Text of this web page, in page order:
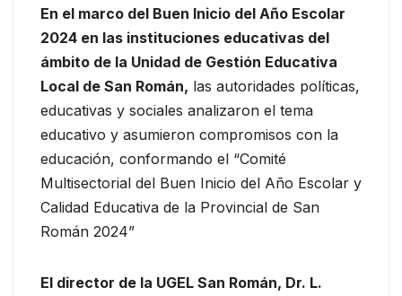
En el marco del Buen Inicio del Año Escolar
2024 en las instituciones educativas del
ámbito de la Unidad de Gestión Educativa
Local de San Román, las autoridades políticas,
educativas y sociales analizaron el tema
educativo y asumieron compromisos con la
educación, conformando el “Comité
Multisectorial del Buen Inicio del Año Escolar y
Calidad Educativa de la Provincial de San
Román 2024”
El director de la UGEL San Román, Dr. L.